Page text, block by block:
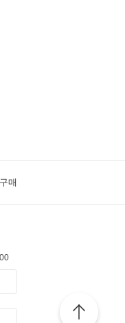
매